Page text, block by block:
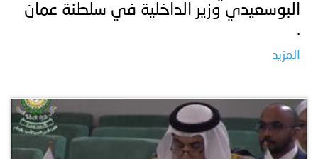
البوسعيدي وزير الداخلية في سلطنة عمان
.
المزيد